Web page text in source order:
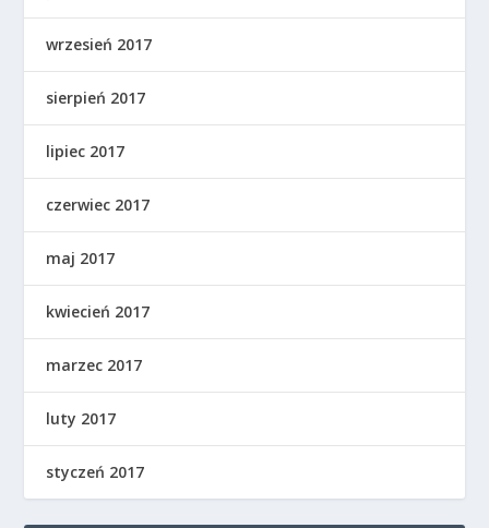
wrzesień 2017
sierpień 2017
lipiec 2017
czerwiec 2017
maj 2017
kwiecień 2017
marzec 2017
luty 2017
styczeń 2017